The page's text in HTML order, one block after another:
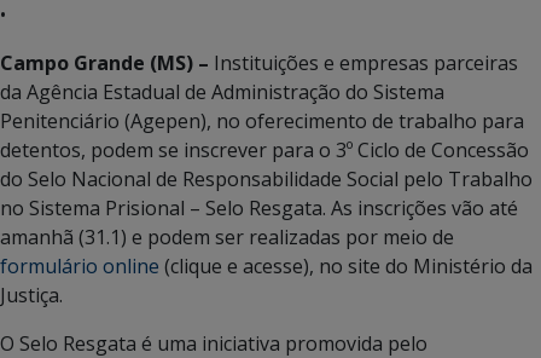
•
Campo Grande (MS) – Instituições e empresas parceiras
da Agência Estadual de Administração do Sistema
Penitenciário (Agepen), no oferecimento de trabalho para
detentos, podem se inscrever para o 3º Ciclo de Concessão
do Selo Nacional de Responsabilidade Social pelo Trabalho
no Sistema Prisional – Selo Resgata. As inscrições vão até
amanhã (31.1) e podem ser realizadas por meio de
formulário online (clique e acesse), no site do Ministério da
Justiça.
O Selo Resgata é uma iniciativa promovida pelo